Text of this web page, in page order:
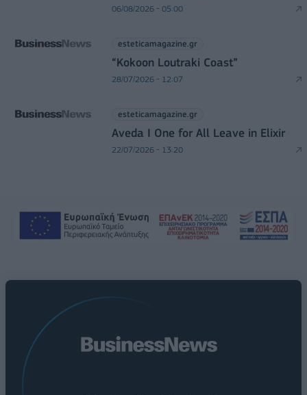
06/08/2026 - 05:00
esteticamagazine.gr
“Kokoon Loutraki Coast”
28/07/2026 - 12:07
esteticamagazine.gr
Aveda I One for All Leave in Elixir
22/07/2026 - 13:20